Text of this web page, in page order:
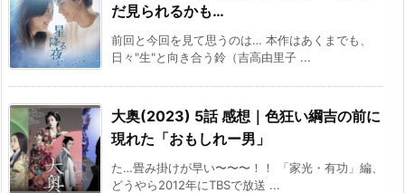
だ見られるかも…
前回と今回を見て思うのは… 本作はあくまでも、
日々"生"と向き合う鈴（吉高由里子 ...
大奥(2023) 5話 感想｜色狂い綱吉の前に
現れた「おもしれー男」
た…畳み掛けが早い〜〜〜！！ 「家光・有功」編、
どうやら2012年にTBSで放送 ...